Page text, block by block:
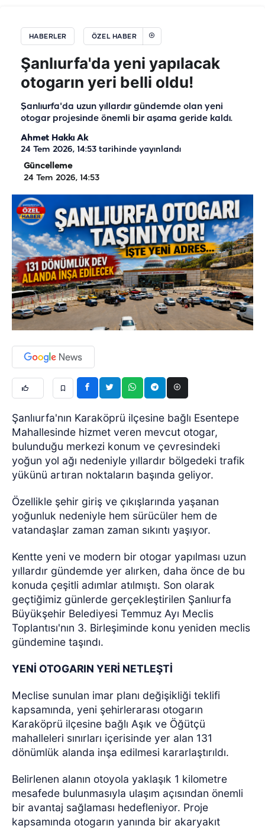
HABERLER ÖZEL HABER
Şanlıurfa'da yeni yapılacak
otogarın yeri belli oldu!
Şanlıurfa'da uzun yıllardır gündemde olan yeni
otogar projesinde önemli bir aşama geride kaldı.
Ahmet Hakkı Ak
24 Tem 2026, 14:53 tarihinde yayınlandı
Güncelleme
24 Tem 2026, 14:53
Şanlıurfa'nın Karaköprü ilçesine bağlı Esentepe
Mahallesinde hizmet veren mevcut otogar,
bulunduğu merkezi konum ve çevresindeki
yoğun yol ağı nedeniyle yıllardır bölgedeki trafik
yükünü artıran noktaların başında geliyor.
Özellikle şehir giriş ve çıkışlarında yaşanan
yoğunluk nedeniyle hem sürücüler hem de
vatandaşlar zaman zaman sıkıntı yaşıyor.
Kentte yeni ve modern bir otogar yapılması uzun
yıllardır gündemde yer alırken, daha önce de bu
konuda çeşitli adımlar atılmıştı. Son olarak
geçtiğimiz günlerde gerçekleştirilen Şanlıurfa
Büyükşehir Belediyesi Temmuz Ayı Meclis
Toplantısı'nın 3. Birleşiminde konu yeniden meclis
gündemine taşındı.
YENİ OTOGARIN YERİ NETLEŞTİ
Meclise sunulan imar planı değişikliği teklifi
kapsamında, yeni şehirlerarası otogarın
Karaköprü ilçesine bağlı Aşık ve Öğütçü
mahalleleri sınırları içerisinde yer alan 131
dönümlük alanda inşa edilmesi kararlaştırıldı.
Belirlenen alanın otoyola yaklaşık 1 kilometre
mesafede bulunmasıyla ulaşım açısından önemli
bir avantaj sağlaması hedefleniyor. Proje
kapsamında otogarın yanında bir akaryakıt